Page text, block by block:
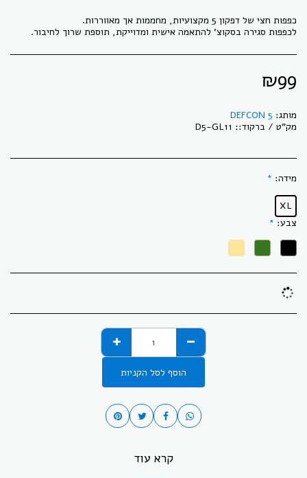
לכפפות סגירה בסקוצ' להתאמה אישית ומדוייקת, תוספת שרוך לחיבור.
₪99
מותג: DEFCON 5
מק"ט / ברקוד:: D5-GL11
מידה: *
XL
צבע: *
הוסף לסל הקניות
קרא עוד